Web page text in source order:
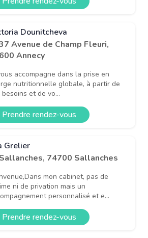
Dounitcheva
Avenue de Champ Fleuri,
Annecy
accompagne dans la prise en
nutritionnelle globale, à partir de
besoins et de vo...
Prendre rendez-vous
Grelier
74700 Sallanches
mon cabinet, pas de
ni de privation mais un
personnalisé et e...
Prendre rendez-vous